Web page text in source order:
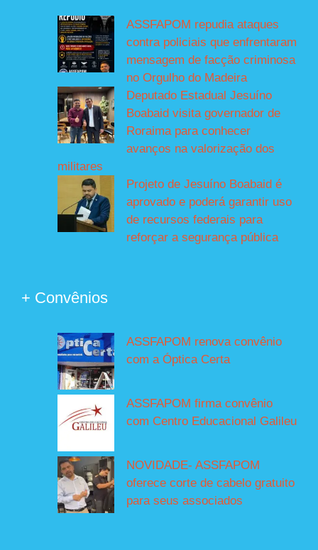
ASSFAPOM repudia ataques
contra policiais que enfrentaram
mensagem de facção criminosa
no Orgulho do Madeira
Deputado Estadual Jesuíno
Boabaid visita governador de
Roraima para conhecer
avanços na valorização dos
militares
Projeto de Jesuíno Boabaid é
aprovado e poderá garantir uso
de recursos federais para
reforçar a segurança pública
+ Convênios
ASSFAPOM renova convênio
com a Óptica Certa
ASSFAPOM firma convênio
com Centro Educacional Galileu
NOVIDADE- ASSFAPOM
oferece corte de cabelo gratuito
para seus associados